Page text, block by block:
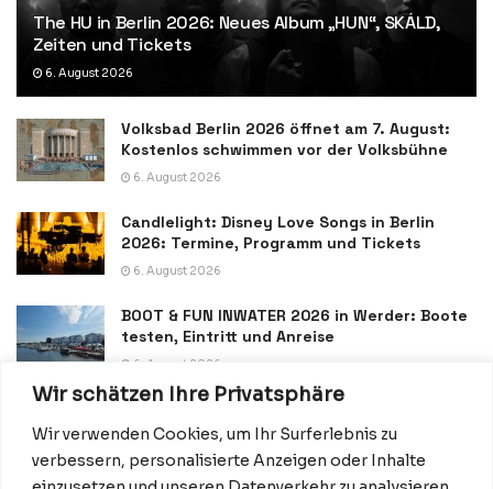
Wir schätzen Ihre Privatsphäre
Wir verwenden Cookies, um Ihr Surferlebnis zu
verbessern, personalisierte Anzeigen oder Inhalte
The HU in Berlin 2026: Neues Album „HUN“, SKÁLD,
Zeiten und Tickets
6. August 2026
Volksbad Berlin 2026 öffnet am 7. August:
Kostenlos schwimmen vor der Volksbühne
6. August 2026
Candlelight: Disney Love Songs in Berlin
2026: Termine, Programm und Tickets
6. August 2026
BOOT & FUN INWATER 2026 in Werder: Boote
testen, Eintritt und Anreise
6. August 2026